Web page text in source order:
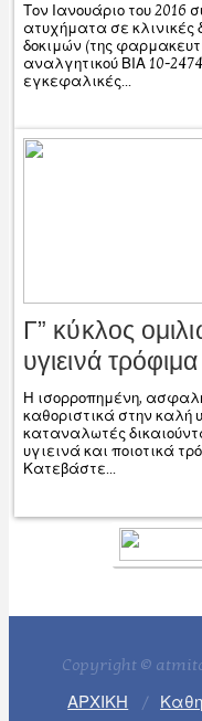
Τον Ιανουάριο του 2016
ατυχήματα σε
δοκιμών (της
αναλγητικού ΒΙΑ 10-
εγκεφαλικές...
Γ” κύκλος
υγιεινά
Η ισορροπημένη,
καθοριστικά στην καλή
καταναλωτές
υγιεινά και ποιοτικά
Κατεβάστε...
Copyright ©
ΑΡΧΙΚΗ